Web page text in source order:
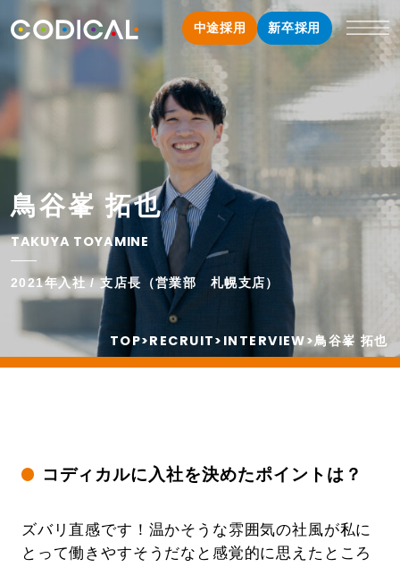
中途採用 新卒採用
鳥谷峯 拓也
TAKUYA TOYAMINE
2021年入社 / 支店長（営業部 札幌支店）
TOP>RECRUIT> INTERVIEW>鳥谷峯 拓也
コディカルに入社を決めたポイントは？
ズバリ直感です！温かそうな雰囲気の社風が私に
とって働きやすそうだなと感覚的に思えたところ